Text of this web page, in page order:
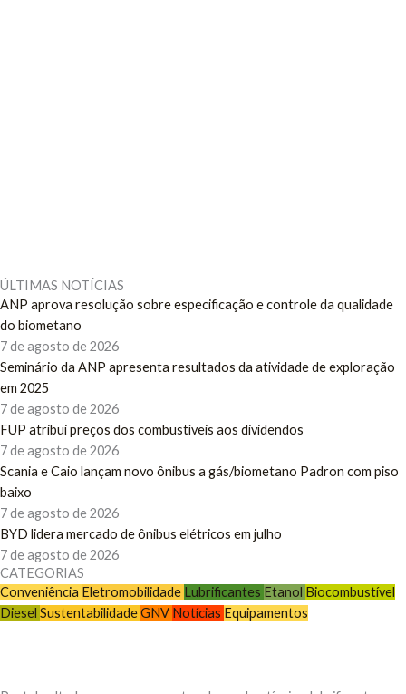
ÚLTIMAS NOTÍCIAS
ANP aprova resolução sobre especificação e controle da qualidade
do biometano
7 de agosto de 2026
Seminário da ANP apresenta resultados da atividade de exploração
em 2025
7 de agosto de 2026
FUP atribui preços dos combustíveis aos dividendos
7 de agosto de 2026
Scania e Caio lançam novo ônibus a gás/biometano Padron com piso
baixo
7 de agosto de 2026
BYD lidera mercado de ônibus elétricos em julho
7 de agosto de 2026
CATEGORIAS
Conveniência Eletromobilidade Lubrificantes Etanol Biocombustível
Diesel SustentabilidadeGNV Notícias Equipamentos